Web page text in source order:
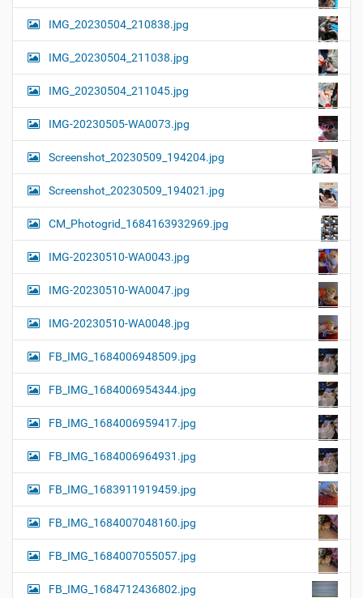
IMG_20230504_210838.jpg
IMG_20230504_211038.jpg
IMG_20230504_211045.jpg
IMG-20230505-WA0073.jpg
Screenshot_20230509_194204.jpg
Screenshot_20230509_194021.jpg
CM_Photogrid_1684163932969.jpg
IMG-20230510-WA0043.jpg
IMG-20230510-WA0047.jpg
IMG-20230510-WA0048.jpg
FB_IMG_1684006948509.jpg
FB_IMG_1684006954344.jpg
FB_IMG_1684006959417.jpg
FB_IMG_1684006964931.jpg
FB_IMG_1683911919459.jpg
FB_IMG_1684007048160.jpg
FB_IMG_1684007055057.jpg
FB_IMG_1684712436802.jpg